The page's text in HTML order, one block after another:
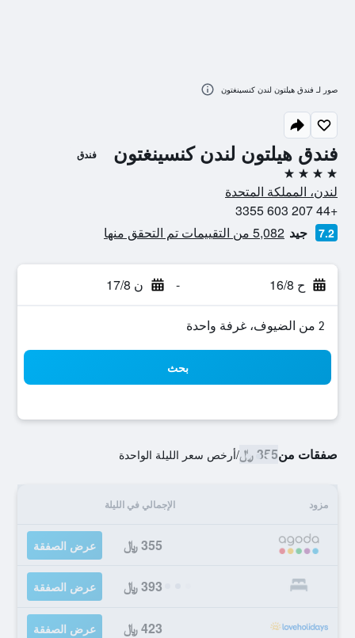
فندق هيلتون لندن كنسينغتون فندق
4 نجوم
لندن، المملكة المتحدة
+44 207 603 3355
7.2 جيد 5,082 من التقييمات تم التحقق منها
ح 16/8 - ن 17/8
2 من الضيوف، غرفة واحدة
بحث
صفقات من355 ﷼ /أرخص سعر الليلة الواحدة
مزود الإجمالي في الليلة
355 ﷼ عرض الصفقة
393 ﷼ عرض الصفقة
423 ﷼ عرض الصفقة
صور لـ فندق هيلتون لندن كنسينغتون